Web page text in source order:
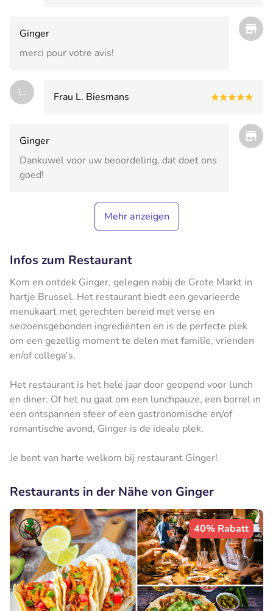
Ginger
merci pour votre avis!
L. Frau L. Biesmans
Ginger
Dankuwel voor uw beoordeling, dat doet ons
goed!
Mehr anzeigen
Infos zum Restaurant
Kom en ontdek Ginger, gelegen nabij de Grote Markt in
hartje Brussel. Het restaurant biedt een gevarieerde
menukaart met gerechten bereid met verse en
seizoensgebonden ingrediënten en is de perfecte plek
om een ​​gezellig moment te delen met familie, vrienden
en/of collega's.
Het restaurant is het hele jaar door geopend voor lunch
en diner. Of het nu gaat om een ​​lunchpauze, een borrel in
een ontspannen sfeer of een gastronomische en/of
romantische avond, Ginger is de ideale plek.
Je bent van harte welkom bij restaurant Ginger!
Restaurants in der Nähe von Ginger
40% Rabatt